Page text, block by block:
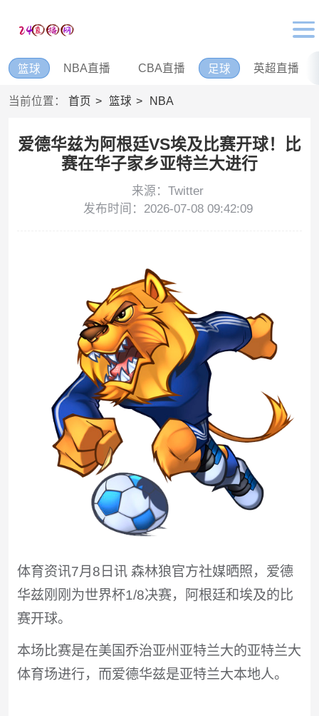
篮球 NBA直播 CBA直播 足球 英超直播
当前位置： 首页 篮球 NBA
爱德华兹为阿根廷VS埃及比赛开球！比
赛在华子家乡亚特兰大进行
来源：Twitter
发布时间：2026-07-08 09:42:09
体育资讯7月8日讯 森林狼官方社媒晒照，爱德
华兹刚刚为世界杯1/8决赛，阿根廷和埃及的比
赛开球。
本场比赛是在美国乔治亚州亚特兰大的亚特兰大
体育场进行，而爱德华兹是亚特兰大本地人。